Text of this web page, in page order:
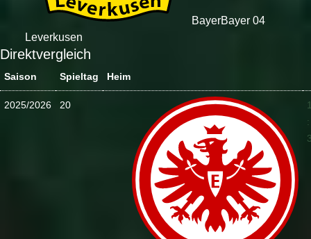
BayerBayer 04
Leverkusen
Direktvergleich
Saison Spieltag Heim
2025/2026 20
: